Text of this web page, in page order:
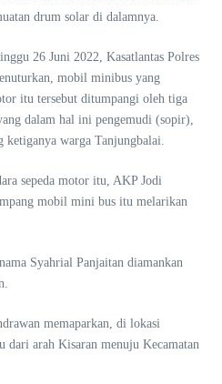
drum solar di dalamnya.
26 Juni 2022, Kasatlantas Polres
mobil minibus yang
itu tersebut ditumpangi oleh tiga
dalam hal ini pengemudi (sopir),
ketiganya warga Tanjungbalai.
sepeda motor itu, AKP Jodi
mobil mini bus itu melarikan
Syahrial Panjaitan diamankan
memaparkan, di lokasi
dari arah Kisaran menuju Kecamatan